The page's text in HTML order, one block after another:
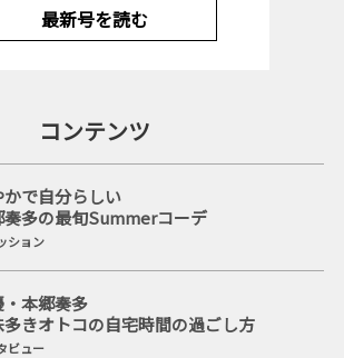
最新号を読む
コンテンツ
かで自分らしい
奏多の最旬Summerコーデ
ション
・本郷奏多
多きオトコの自宅時間の過ごし方
ビュー